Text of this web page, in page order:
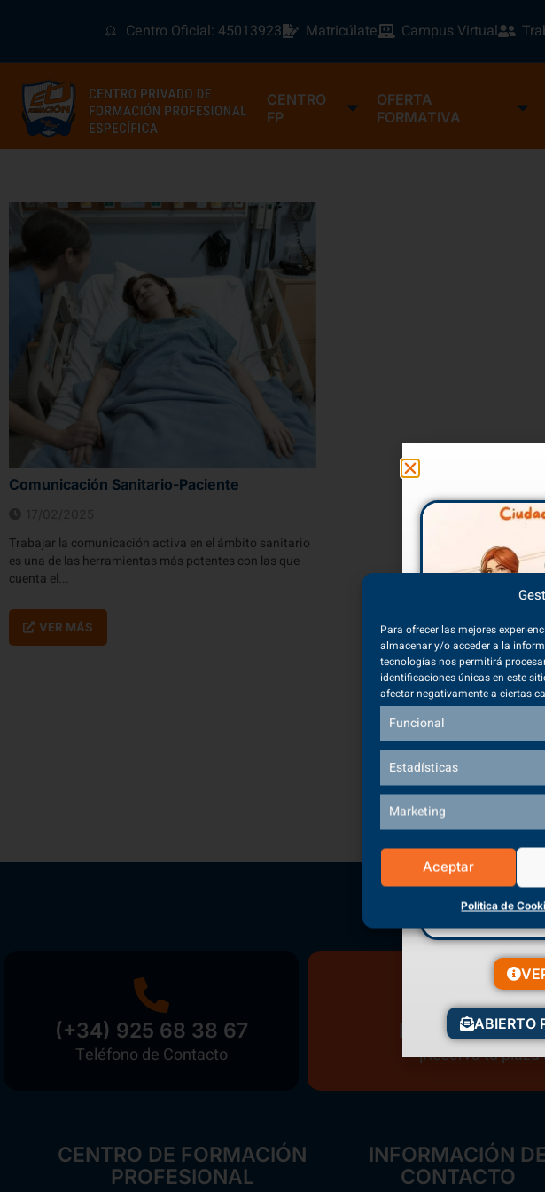
Para ofrecer las mejores
almacenar y/o acceder a la
tecnologías nos permitirá
identificaciones únicas en este
afectar negativamente a ciertas
Funcional
Estadísticas
Marketing
Aceptar
Política de
Centro Oficial: 45013923 Matricúlate Campus Virtual
CENTRO
FP
OFERTA
FORMATIVA
Comunicación Sanitario-Paciente
Trabajar la comunicación activa en el ámbito sanitario
es una de las herramientas más potentes con las que
cuenta el...
VER MÁS
Volver a
(+34) 925 68 38 67
Teléfono de Contacto
Matriculación
¡Reserva tu
CENTRO DE FORMACIÓN
PROFESIONAL
INFORMACIÓN
CONTACTO
ABIERTO